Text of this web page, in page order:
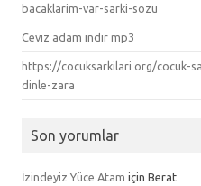
bacaklarim-var-sarki-sozu
Cevız adam ındır mp3
https://cocuksarkilari org/cocuk-
dinle-zara
Son yorumlar
İzindeyiz Yüce Atam için Berat